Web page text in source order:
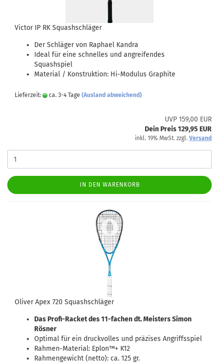
Victor IP RK Squashschläger
Der Schläger von Raphael Kandra
Ideal für eine schnelles und angreifendes
Squashspiel
Material / Konstruktion: Hi-Modulus Graphite
Lieferzeit: ca. 3-4 Tage (Ausland abweichend)
UVP 159,00 EUR
Dein Preis 129,95 EUR
inkl. 19% MwSt. zzgl. Versand
IN DEN WARENKORB
Oliver Apex 720 Squashschläger
Das Profi-Racket des 11-fachen dt. Meisters Simon
Rösner
Optimal für ein druckvolles und präzises Angriffsspiel
Rahmen-Material: Eplon™+ K12
Rahmengewicht (netto): ca. 125 gr.